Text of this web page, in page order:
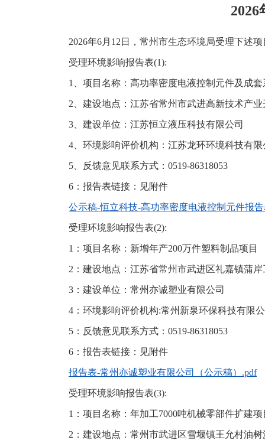
2026年6月12日，常州市生态环境局受理下述
受理环境影响报告表(1):
1、项目名称：高功率密度电液控制元件及成
2、建设地点：江苏省常州市武进高新技术产
3、建设单位：江苏恒立液压科技有限公司
4、环境影响评价机构：江苏龙环环境科技有限
5、反馈意见联系方式：0519-86318053
6：报告表链接：见附件
公示稿-恒立科技-高功率密度电液控制元件报
受理环境影响报告表(2):
1：项目名称：新增年产200万件塑料制品项目
2：建设地点：江苏省常州市武进区礼嘉镇蒲岸
3：建设单位：常州亦诚塑业有限公司
4：环境影响评价机构:常州新泉环保科技有限
5：反馈意见联系方式：0519-86318053
6：报告表链接：见附件
报告表-常州亦诚塑业有限公司（公示稿）.pdf
受理环境影响报告表(3):
1：项目名称：年加工7000吨机械零部件扩建项
2：建设地点：常州市武进区雪堰镇王允村油树